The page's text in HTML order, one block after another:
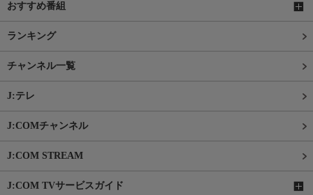
おすすめ番組
ランキング
チャンネル一覧
J:テレ
J:COMチャンネル
J:COM STREAM
J:COM TVサービスガイド